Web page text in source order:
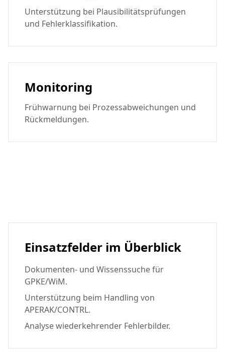
Unterstützung bei Plausibilitätsprüfungen
und Fehlerklassifikation.
Monitoring
Frühwarnung bei Prozessabweichungen und
Rückmeldungen.
Einsatzfelder im Überblick
Dokumenten- und Wissenssuche für
GPKE/WiM.
Unterstützung beim Handling von
APERAK/CONTRL.
Analyse wiederkehrender Fehlerbilder.